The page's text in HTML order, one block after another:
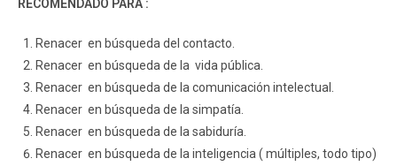
RECOMENDADO PARA :
Renacer en búsqueda del contacto.
Renacer en búsqueda de la vida pública.
Renacer en búsqueda de la comunicación intelectual.
Renacer en búsqueda de la simpatía.
Renacer en búsqueda de la sabiduría.
Renacer en búsqueda de la inteligencia ( múltiples, todo tipo)